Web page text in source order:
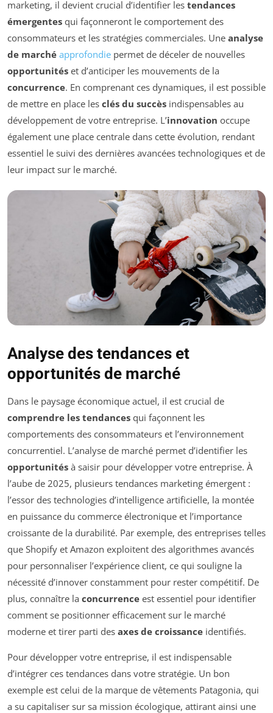
marketing, il devient crucial d’identifier les tendances
émergentes qui façonneront le comportement des
consommateurs et les stratégies commerciales. Une analyse
de marché approfondie permet de déceler de nouvelles
opportunités et d’anticiper les mouvements de la
concurrence. En comprenant ces dynamiques, il est possible
de mettre en place les clés du succès indispensables au
développement de votre entreprise. L’innovation occupe
également une place centrale dans cette évolution, rendant
essentiel le suivi des dernières avancées technologiques et de
leur impact sur le marché.
Analyse des tendances et
opportunités de marché
Dans le paysage économique actuel, il est crucial de
comprendre les tendances qui façonnent les
comportements des consommateurs et l’environnement
concurrentiel. L’analyse de marché permet d’identifier les
opportunités à saisir pour développer votre entreprise. À
l’aube de 2025, plusieurs tendances marketing émergent :
l’essor des technologies d’intelligence artificielle, la montée
en puissance du commerce électronique et l’importance
croissante de la durabilité. Par exemple, des entreprises telles
que Shopify et Amazon exploitent des algorithmes avancés
pour personnaliser l’expérience client, ce qui souligne la
nécessité d’innover constamment pour rester compétitif. De
plus, connaître la concurrence est essentiel pour identifier
comment se positionner efficacement sur le marché
moderne et tirer parti des axes de croissance identifiés.
Pour développer votre entreprise, il est indispensable
d’intégrer ces tendances dans votre stratégie. Un bon
exemple est celui de la marque de vêtements Patagonia, qui
a su capitaliser sur sa mission écologique, attirant ainsi une